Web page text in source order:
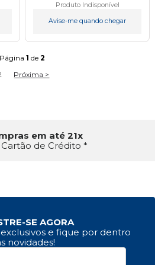
Produto Indisponível
Avise-me quando chegar
Página1 de2
Próxima >
Facilitado
com até 2 Cartões
SE AGORA
e fique por dentro
novidades!